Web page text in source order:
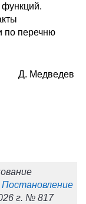
по перечню
Д. Медведев
Постановление
г. № 817